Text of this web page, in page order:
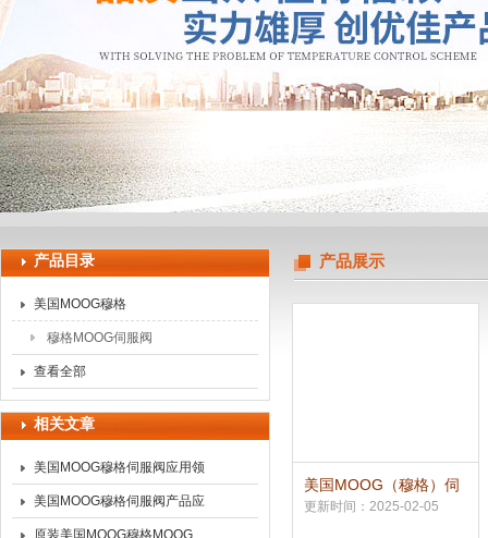
上海申思特自动化设备有限公司
产品目录
美国MOOG穆格
穆格MOOG伺服阀
查看全部
相关文章
美国MOOG穆格伺服阀应用领
域的作用
美国MOOG穆格伺服阀产品应
用
原装美国MOOG穆格MOOG
产品展示
美国MOOG（穆格）伺
服阀D633/D634系列
更新时间：2025-02-05